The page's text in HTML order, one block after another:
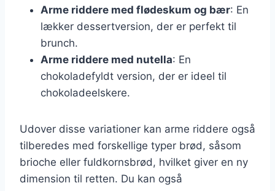
Arme riddere med flødeskum og bær: En
lækker dessertversion, der er perfekt til
brunch.
Arme riddere med nutella: En
chokoladefyldt version, der er ideel til
chokoladeelskere.
Udover disse variationer kan arme riddere også
tilberedes med forskellige typer brød, såsom
brioche eller fuldkornsbrød, hvilket giver en ny
dimension til retten. Du kan også